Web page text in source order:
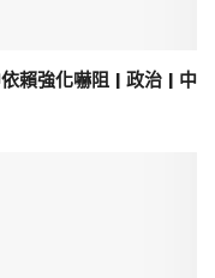
賴強化嚇阻 | 政治 | 中